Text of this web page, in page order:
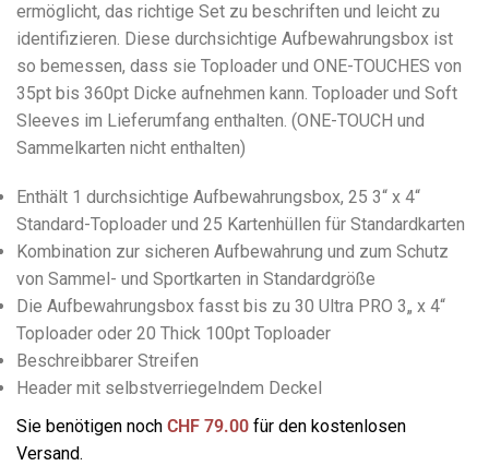
ermöglicht, das richtige Set zu beschriften und leicht zu
identifizieren. Diese durchsichtige Aufbewahrungsbox ist
so bemessen, dass sie Toploader und ONE-TOUCHES von
35pt bis 360pt Dicke aufnehmen kann. Toploader und Soft
Sleeves im Lieferumfang enthalten. (ONE-TOUCH und
Sammelkarten nicht enthalten)
Enthält 1 durchsichtige Aufbewahrungsbox, 25 3“ x 4“
Standard-Toploader und 25 Kartenhüllen für Standardkarten
Kombination zur sicheren Aufbewahrung und zum Schutz
von Sammel- und Sportkarten in Standardgröße
Die Aufbewahrungsbox fasst bis zu 30 Ultra PRO 3„ x 4“
Toploader oder 20 Thick 100pt Toploader
Beschreibbarer Streifen
Header mit selbstverriegelndem Deckel
Sie benötigen noch CHF 79.00 für den kostenlosen
Versand.